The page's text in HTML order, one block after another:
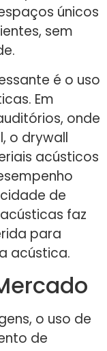
únicos
sem
é o uso
Em
onde
o drywall
acústicos
de
faz
para
acústica.
o uso de
de